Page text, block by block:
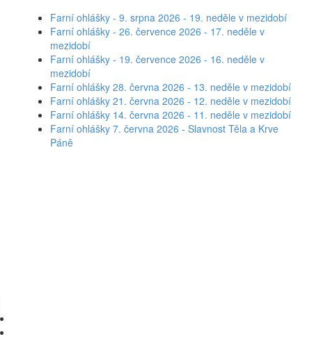
Farní ohlášky - 9. srpna 2026 - 19. neděle v mezidobí
Farní ohlášky - 26. července 2026 - 17. neděle v
mezidobí
Farní ohlášky - 19. července 2026 - 16. neděle v
mezidobí
Farní ohlášky 28. června 2026 - 13. neděle v mezidobí
Farní ohlášky 21. června 2026 - 12. neděle v mezidobí
Farní ohlášky 14. června 2026 - 11. neděle v mezidobí
Farní ohlášky 7. června 2026 - Slavnost Těla a Krve
Páně